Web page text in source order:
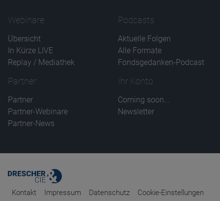
Webinare
Übersicht
In Kürze LIVE
Replay / Mediathek
Podcasts
Aktuelle Folgen
Alle Formate
Fondsgedanken-Podcast
Partner
Partner
Partner-Webinare
Partner-News
Ihr Konto
Coming soon...
Newsletter
Kontakt Impressum Datenschutz Cookie-Einstellungen